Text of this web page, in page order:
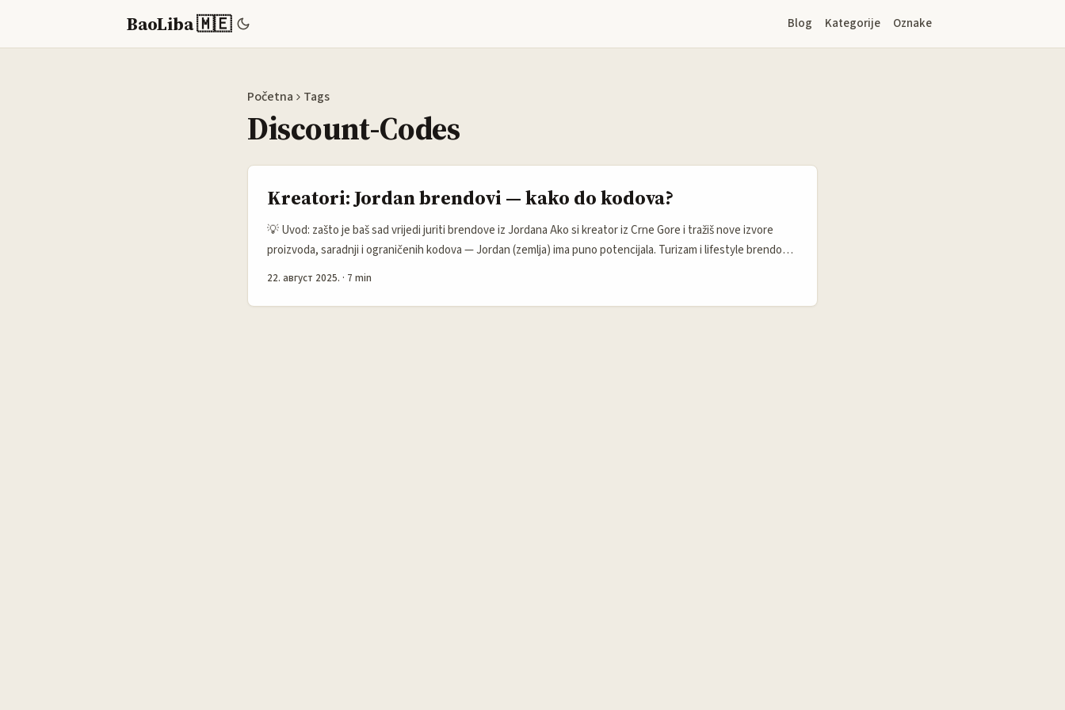
BaoLiba 🇲🇪 Blog Kategorije Oznake
Početna Tags
Discount-Codes
Kreatori: Jordan brendovi — kako do kodova?
💡 Uvod: zašto je baš sad vrijedi juriti brendove iz Jordana Ako si kreator iz Crne Gore i tražiš nove izvore
proizvoda, saradnji i ograničenih kodova — Jordan (zemlja) ima puno potencijala. Turizam i lifestyle brendovi
u toj regiji su posljednje godine u rastu (digitalna adaptacija modnog i retail sektora ide brzo), a mnogi radije
dobiti ekskluzivne, vremenski ograničene kodove koji stvarno prave trackable prodaju. ...
22. август 2025. · 7 min